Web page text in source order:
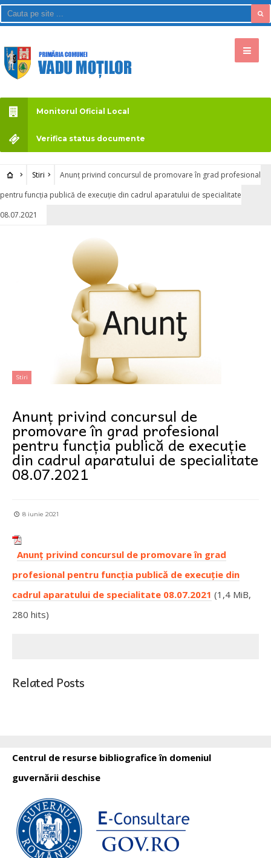
Monitorul Oficial Local
Verifica status documente
Stiri
Anunț privind concursul de promovare în grad profesional
pentru funcția publică de execuție din cadrul aparatului de specialitate
08.07.2021
Stiri
Anunț privind concursul de
promovare în grad profesional
pentru funcția publică de execuție
din cadrul aparatului de specialitate
08.07.2021
8 iunie 2021
Anunț privind concursul de promovare în grad
profesional pentru funcția publică de execuție din
cadrul aparatului de specialitate 08.07.2021 (1,4 MiB,
280 hits)
Related Posts
Centrul de resurse bibliografice în domeniul
guvernării deschise